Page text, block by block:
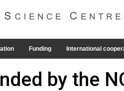
Funding International
by the